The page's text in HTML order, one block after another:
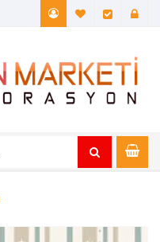
A. Listem